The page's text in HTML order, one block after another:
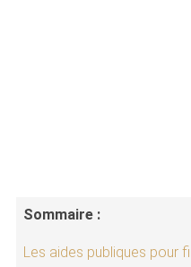
Sommaire :
Les aides publiques pour